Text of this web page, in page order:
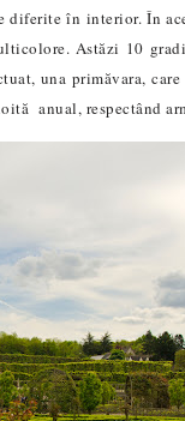
în interior. În
Astăzi 10
una primăvara,
anual, respectând